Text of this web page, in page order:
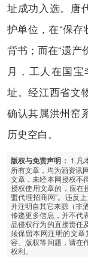
址成功入选。唐
护单位，在“保存
背书；而在“遗产
月，工人在国
址。经江西省文
确认其属洪州窑
历史空白。
版权与免责声明： 1.凡
所有文章，均为酒资讯
文章，未经本网授权不
授权使用文章的，应在
盟代理招商网”。违反
并注明自其它来源（非
传递更多信息，并不代
品侵权行为的直接责任
须保留本网注明的文
容、版权等问题，请在
权利。